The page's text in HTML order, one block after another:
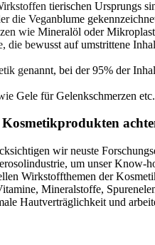
tierischen Ursprungs
die Veganblume
wie Mineralöl oder
die bewusst auf umstrittene
genannt, bei der 95% der
Gele für Gelenkschmerzen etc.
wir neuste
um unser
Wirkstoffthemen der
Mineralstoffe,
Hautverträglichkeit und